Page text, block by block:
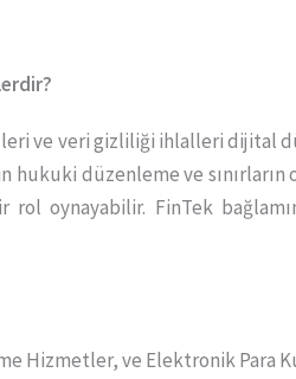
ve veri gizliliği ihlalleri dijital
düzenleme ve sınırların
oynayabilir. FinTek
Hizmetler, ve Elektronik Para